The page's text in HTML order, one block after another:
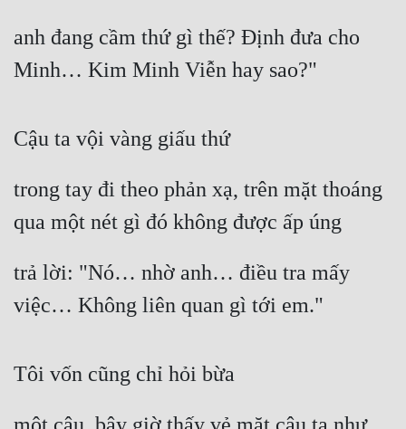
anh đang cầm thứ gì thế? Định đưa cho
Minh… Kim Minh Viễn hay sao?"
Cậu ta vội vàng giấu thứ
trong tay đi theo phản xạ, trên mặt thoáng
qua một nét gì đó không được ấp úng
trả lời: "Nó… nhờ anh… điều tra mấy
việc… Không liên quan gì tới em."
Tôi vốn cũng chỉ hỏi bừa